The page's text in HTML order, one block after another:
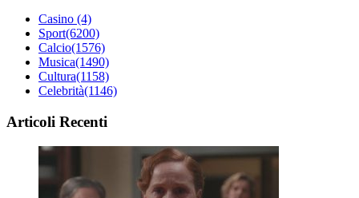
Casino (4)
Sport(6200)
Calcio(1576)
Musica(1490)
Cultura(1158)
Celebrità(1146)
Articoli Recenti